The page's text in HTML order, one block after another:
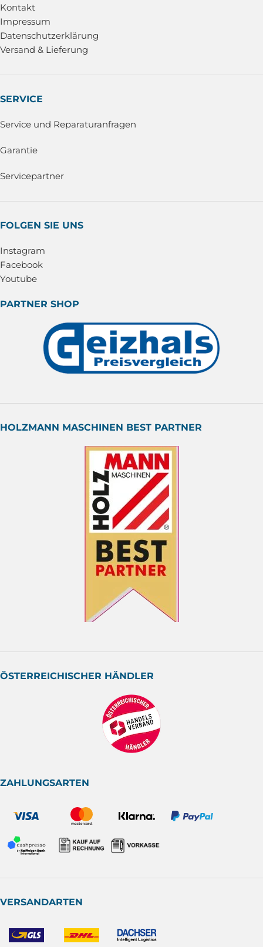
Kontakt
Impressum
Datenschutzerklärung
Versand & Lieferung
SERVICE
Service und Reparaturanfragen
Garantie
Servicepartner
FOLGEN SIE UNS
Instagram
Facebook
Youtube
PARTNER SHOP
HOLZMANN MASCHINEN BEST PARTNER
ÖSTERREICHISCHER HÄNDLER
ZAHLUNGSARTEN
VERSANDARTEN